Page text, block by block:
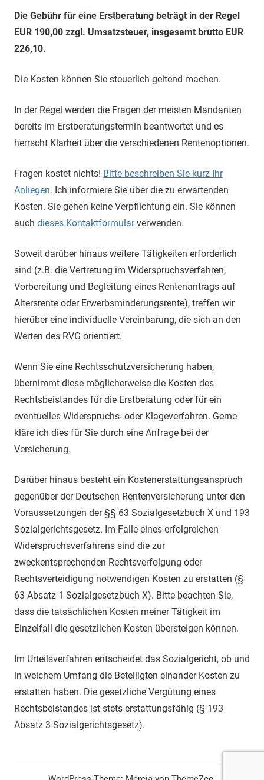
Die Gebühr für eine Erstberatung beträgt in der Regel
EUR 190,00 zzgl. Umsatzsteuer, insgesamt brutto EUR
226,10.
Die Kosten können Sie steuerlich geltend machen.
In der Regel werden die Fragen der meisten Mandanten
bereits im Erstberatungstermin beantwortet und es
herrscht Klarheit über die verschiedenen Rentenoptionen.
Fragen kostet nichts! Bitte beschreiben Sie kurz Ihr
Anliegen. Ich informiere Sie über die zu erwartenden
Kosten. Sie gehen keine Verpflichtung ein. Sie können
auch dieses Kontaktformularverwenden.
Soweit darüber hinaus weitere Tätigkeiten erforderlich
sind (z.B. die Vertretung im Widerspruchsverfahren,
Vorbereitung und Begleitung eines Rentenantrags auf
Altersrente oder Erwerbsminderungsrente), treffen wir
hierüber eine individuelle Vereinbarung, die sich an den
Werten des RVG orientiert.
Wenn Sie eine Rechtsschutzversicherung haben,
übernimmt diese möglicherweise die Kosten des
Rechtsbeistandes für die Erstberatung oder für ein
eventuelles Widerspruchs- oder Klageverfahren. Gerne
kläre ich dies für Sie durch eine Anfrage bei der
Versicherung.
Darüber hinaus besteht ein Kostenerstattungsanspruch
gegenüber der Deutschen Rentenversicherung unter den
Voraussetzungen der §§ 63 Sozialgesetzbuch X und 193
Sozialgerichtsgesetz. Im Falle eines erfolgreichen
Widerspruchsverfahrens sind die zur
zweckentsprechenden Rechtsverfolgung oder
Rechtsverteidigung notwendigen Kosten zu erstatten (§
63 Absatz 1 Sozialgesetzbuch X). Bitte beachten Sie,
dass die tatsächlichen Kosten meiner Tätigkeit im
Einzelfall die gesetzlichen Kosten übersteigen können.
Im Urteilsverfahren entscheidet das Sozialgericht, ob und
in welchem Umfang die Beteiligten einander Kosten zu
erstatten haben. Die gesetzliche Vergütung eines
Rechtsbeistandes ist stets erstattungsfähig (§ 193
Absatz 3 Sozialgerichtsgesetz).